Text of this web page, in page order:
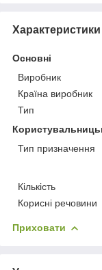
Характеристики
Основні
Виробник
Країна виробник
Тип
Тип призначення
Кількість
Корисні речовини
Приховати